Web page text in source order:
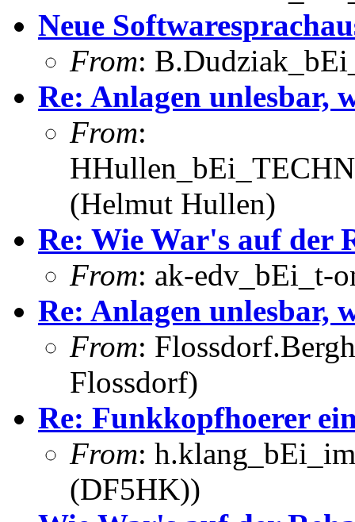
Neue
From:
Re: Anlagen unlesbar,
From:
(Helmut Hullen)
Re: Wie War's auf der
From: ak-edv_bEi_t-
Re: Anlagen unlesbar,
From:
Flossdorf)
Re: Funkkopfhoerer
From:
(DF5HK))